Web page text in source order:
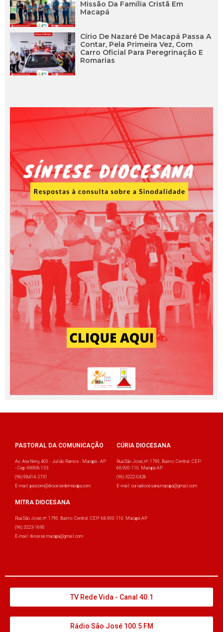
Missão Da Família Cristã Em
Macapá
Círio De Nazaré De Macapá Passa A
Contar, Pela Primeira Vez, Com
Carro Oficial Para Peregrinação E
Romarias
PASTORAL DA COMUNICAÇÃO
Av. Ana Nery, 400 - Julião Ramos - Macapá - AP
- Cep: 68908-153
(96) 98414-2731
E-mail: pascom@diocesedemacapa.com
CÚRIA DIOCESANA
Rua São José, nº: 1790. Bairro: Central. CEP:
68.900-110. Macapá-AP
(96) 3222-0426
E-mail: curiadiocesana.macapa@gmail.com
MITRA DIOCESANA
Rua São José, nº: 1790. Bairro: Central. CEP: 68.900-110. Macapá-AP
(96) 3223-1690
E-mail: diocese.macapa@gmail.com
TV Rede Vida - Canal 40.1
Rádio São José 100.5 FM